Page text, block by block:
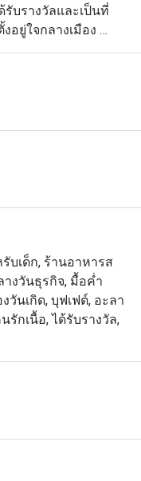
รับรางวัลและเป็นที่
อยู่ใจกลางเมือง
ย มีห้องส่วนตัว
ณะ
ชาติอาหารจีนแบบ
ดงให้เห็นถึงความ
มคอนราด กรุงเทพฯ
ผู้อยู่เบื้องหลังความ
งสมความเชี่ยวชาญ
านานกว่า 37 ปี เขา
มผสานเทคนิคขั้นสูง
ไว้ได้อย่างลงตัว
Conrad Bangkok
ย ตั้งอยู่ชั้น 3 ของ
มริกาและบีทีเอส
บเด็ก, ร้านอาหารส
งวันธุรกิจ, มื้อค่ำ
วันเกิด, บุฟเฟต์, อะลา
รักเนื้อ, ได้รับรางวัล,